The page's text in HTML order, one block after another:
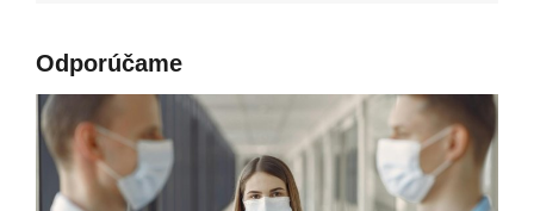
Odporúčame